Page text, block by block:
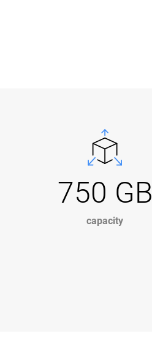
750 GB
capacity